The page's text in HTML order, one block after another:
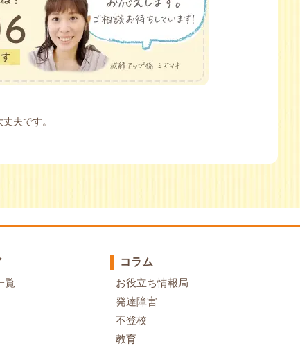
夫です。
覧
コラム
お役立ち情報局
発達障害
不登校
教育